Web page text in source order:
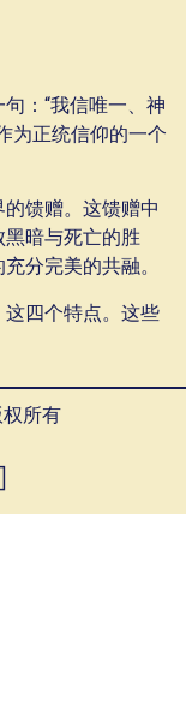
：“我信唯一、神
为正统信仰的一个
馈赠。这馈赠中
暗与死亡的胜
分完美的共融。
四个特点。这些
所有